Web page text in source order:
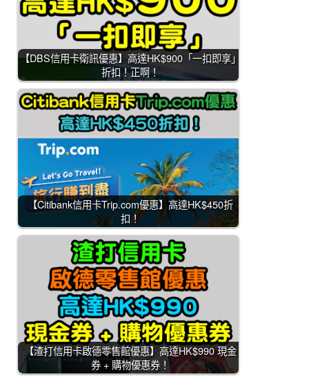
【DBS信用卡衛訊優惠】高達HK$900「一扣即享」
折扣！正啊！
【Citibank信用卡Trip.com優惠】高達HK$450折
扣！
【渣打信用卡啟德零售館優惠】高達HK$990 現金
券 + 購物優惠券！